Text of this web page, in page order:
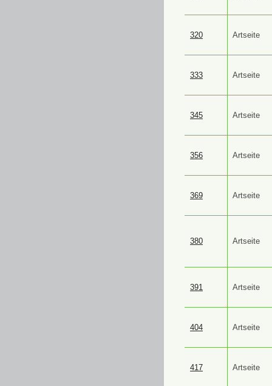
320 Artseite
333 Artseite
345 Artseite
356 Artseite
369 Artseite
380 Artseite
391 Artseite
404 Artseite
417 Artseite